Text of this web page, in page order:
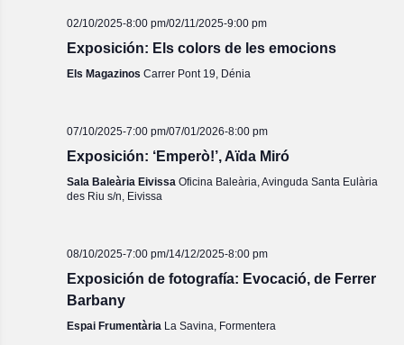
02/10/2025-8:00 pm/02/11/2025-9:00 pm
Exposición: Els colors de les emocions
Els Magazinos Carrer Pont 19, Dénia
07/10/2025-7:00 pm/07/01/2026-8:00 pm
Exposición: ‘Emperò!’, Aïda Miró
Sala Baleària Eivissa Oficina Baleària, Avinguda Santa Eulària
des Riu s/n, Eivissa
08/10/2025-7:00 pm/14/12/2025-8:00 pm
Exposición de fotografía: Evocació, de Ferrer
Barbany
Espai Frumentària La Savina, Formentera